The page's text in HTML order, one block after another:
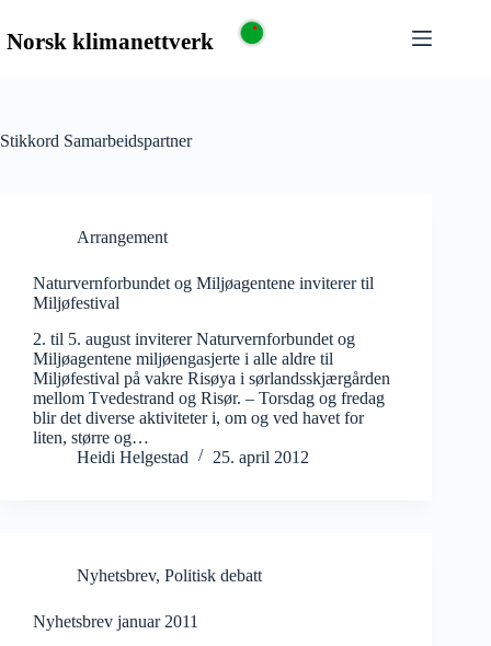
Stikkord Samarbeidspartner
Arrangement
Naturvernforbundet og Miljøagentene inviterer til
Miljøfestival
2. til 5. august inviterer Naturvernforbundet og
Miljøagentene miljøengasjerte i alle aldre til
Miljøfestival på vakre Risøya i sørlandsskjærgården
mellom Tvedestrand og Risør. – Torsdag og fredag
blir det diverse aktiviteter i, om og ved havet for
liten, større og…
Heidi Helgestad
25. april 2012
Nyhetsbrev, Politisk debatt
Nyhetsbrev januar 2011